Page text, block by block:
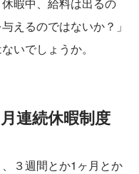
えるのではないか？」
いでしょうか。
連続休暇制度
３週間とか1ヶ月とか